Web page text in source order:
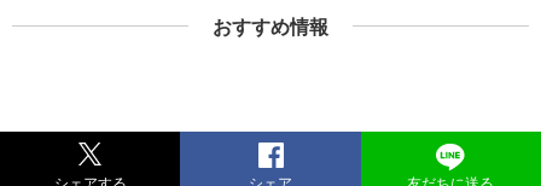
おすすめ情報